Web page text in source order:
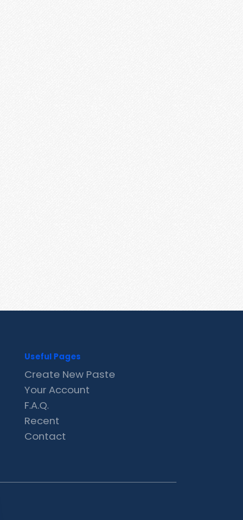
Useful Pages
Create New Paste
Your Account
F.A.Q.
Recent
Contact